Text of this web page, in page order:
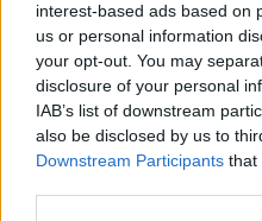
interest-based ads based on
us or personal information
your opt-out. You may
disclosure of your personal
IAB’s list of downstream
also be disclosed by us to
Downstream Participants that
Vilniuje sulaikytas
raudonus trikampius